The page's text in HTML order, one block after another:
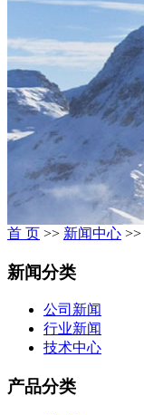
首 页 >> 新闻中心 >>
新闻分类
公司新闻
行业新闻
技术中心
产品分类